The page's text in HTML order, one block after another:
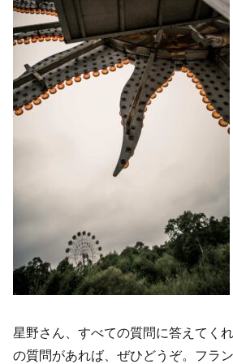
星野さん、すべての質問に答えてく
の質問があれば、ぜひどうぞ。フラ